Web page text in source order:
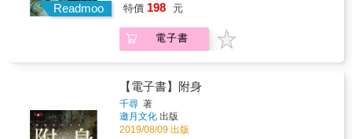
械三大原則，人偶是不可能襲擊人類的
才能夠挖掘出隱藏在背後的真相！ 由《這不是
推理，只是青春戀愛喜劇》新銳作家 木几 獻上
最新娛樂小說──
Readmoo
繞著皮帶的厲鬼，忍不住尖叫出聲，忽然一條
又一條皮帶瞬間鑽進他嘴裡， 失去意識前，他
聽到女人用輕柔的聲音說道──「兒子乖，不
特價 198 元
電子書
【電子書】附身
千尋 著
邀月文化 出版
2019/08/09 出版